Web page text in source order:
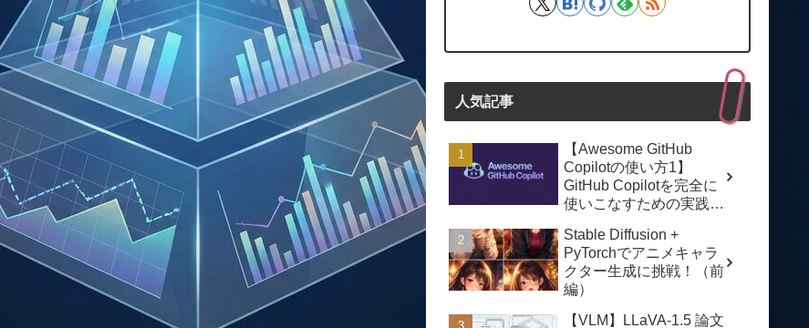
人気記事
【Awesome GitHub
Copilotの使い方1】
GitHub Copilotを完全に
使いこなすための実践ガ
Stable Diffusion +
PyTorchでアニメキャラ
クター生成に挑戦！（前
編）
【VLM】LLaVA-1.5 論文